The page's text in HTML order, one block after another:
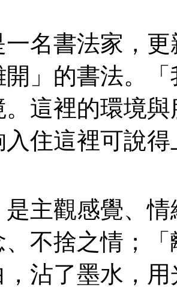
名書法家，
開」的書法。
這裡的環境
住這裡可說
是主觀感覺、
、不捨之情；
沾了墨水，